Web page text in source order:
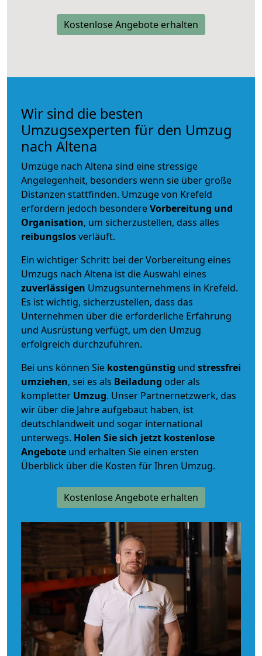
Kostenlose Angebote erhalten
Wir sind die besten
Umzugsexperten für den Umzug
nach Altena
Umzüge nach Altena sind eine stressige
Angelegenheit, besonders wenn sie über große
Distanzen stattfinden. Umzüge von Krefeld
erfordern jedoch besondereVorbereitung und
Organisation, um sicherzustellen, dass alles
reibungslosverläuft.
Ein wichtiger Schritt bei der Vorbereitung eines
Umzugs nach Altena ist die Auswahl eines
zuverlässigen Umzugsunternehmens in Krefeld.
Es ist wichtig, sicherzustellen, dass das
Unternehmen über die erforderliche Erfahrung
und Ausrüstung verfügt, um den Umzug
erfolgreich durchzuführen.
Bei uns können Sie kostengünstig und stressfrei
umziehen, sei es als Beiladung oder als
kompletter Umzug. Unser Partnernetzwerk, das
wir über die Jahre aufgebaut haben, ist
deutschlandweit und sogar international
unterwegs. Holen Sie sich jetzt kostenlose
Angebote und erhalten Sie einen ersten
Überblick über die Kosten für Ihren Umzug.
Kostenlose Angebote erhalten